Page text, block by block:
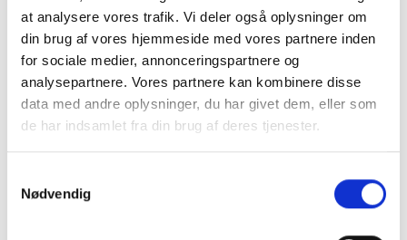
at analysere vores trafik. Vi deler også oplysninger om
din brug af vores hjemmeside med vores partnere inden
for sociale medier, annonceringspartnere og
analysepartnere. Vores partnere kan kombinere disse
data med andre oplysninger, du har givet dem, eller som
de har indsamlet fra din brug af deres tjenester.
Nødvendig
Første erhvervsfiber i Holstebro Midtby
9. juli 2026
Så er udrulningen for alvor i gang! Efter en del gravearbejde og